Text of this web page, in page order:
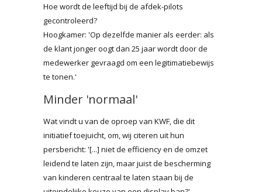
Hoe wordt de leeftijd bij de afdek-pilots
gecontroleerd?
Hoogkamer: 'Op dezelfde manier als eerder: als
de klant jonger oogt dan 25 jaar wordt door de
medewerker gevraagd om een legitimatiebewijs
te tonen.'
Minder 'normaal'
Wat vindt u van de oproep van KWF, die dit
initiatief toejuicht, om, wij citeren uit hun
persbericht: '[...] niet de efficiency en de omzet
leidend te laten zijn, maar juist de bescherming
van kinderen centraal te laten staan bij de